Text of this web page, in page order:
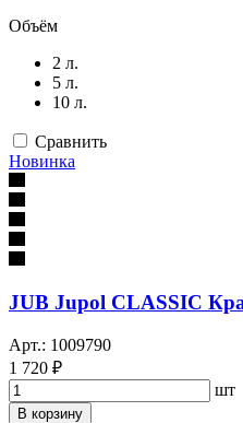
Объём
2 л.
5 л.
10 л.
Сравнить
Новинка
JUB Jupol CLASSIC
Арт.: 1009790
1 720 ₽
шт
В корзину